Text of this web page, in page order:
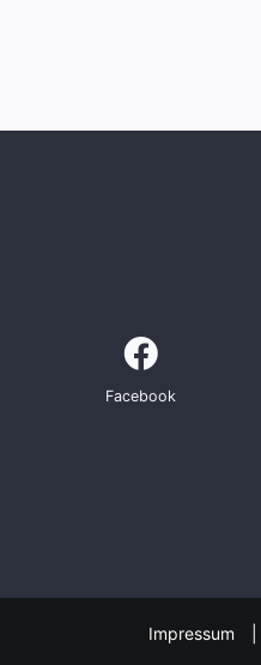
Facebook
Impressum